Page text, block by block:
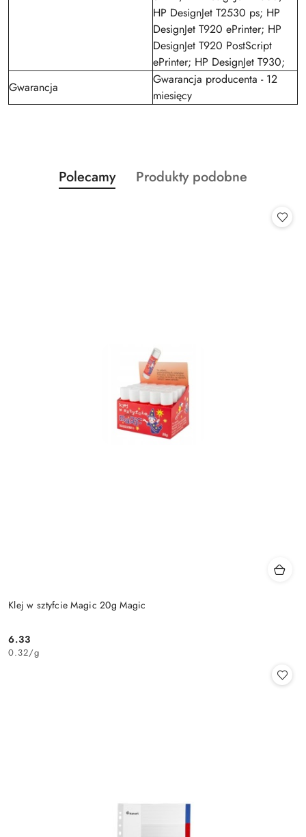
HP DesignJet T2530 ps; HP
DesignJet T920 ePrinter; HP
DesignJet T920 PostScript
ePrinter; HP DesignJet T930;
Gwarancja
Gwarancja producenta - 12
miesięcy
Pomiń karuzelę produktów
Produkty
o
Polecamy
Produkty
Produkty podobne
Klej w sztyfcie Magic 20g Magic
Cena:
6.33
0.32/g